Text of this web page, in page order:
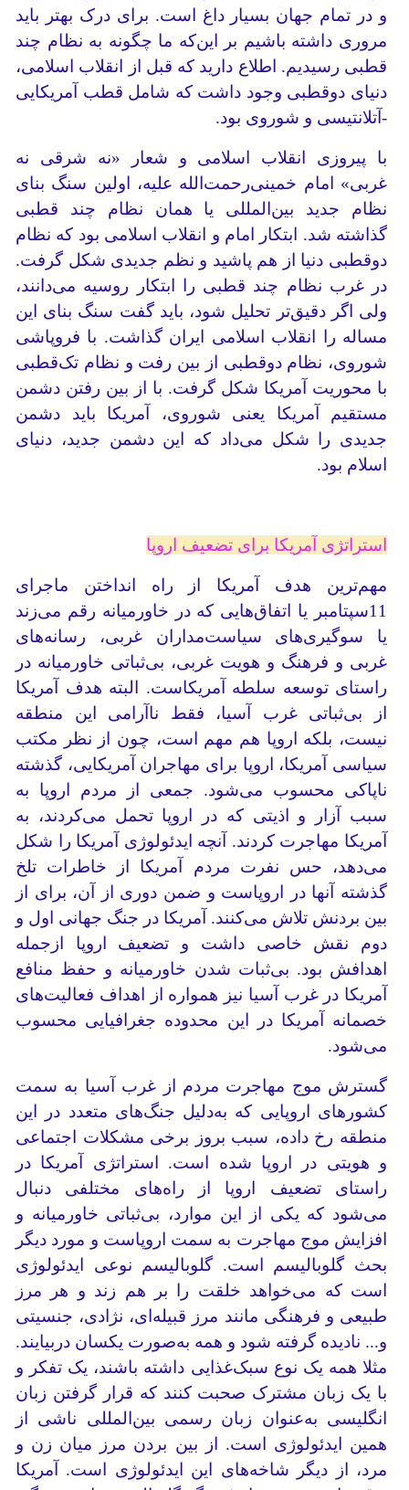
و در تمام جهان بسیار داغ است. برای درک بهتر باید
مروری داشته باشیم بر این‌که ما چگونه به نظام چند
قطبی رسیدیم. اطلاع دارید که قبل از انقلاب اسلامی،
دنیای دوقطبی وجود داشت که شامل قطب آمریکایی
-آتلانتیسی و شوروی بود.
با پیروزی انقلاب اسلامی و شعار «نه شرقی نه
غربی» امام خمینی‌رحمت‌الله علیه، اولین سنگ بنای
نظام جدید بین‌المللی یا همان نظام چند قطبی
گذاشته شد. ابتکار امام و انقلاب اسلامی بود که نظام
دوقطبی دنیا از هم پاشید و نظم جدیدی شکل گرفت.
در غرب نظام چند قطبی را ابتکار روسیه می‌دانند،
ولی اگر دقیق‌تر تحلیل شود، باید گفت سنگ بنای این
مساله را انقلاب اسلامی ایران گذاشت. با فروپاشی
شوروی، نظام دو‌قطبی از بین رفت و نظام تک‌قطبی
با محوریت آمریکا شکل گرفت. با از بین رفتن دشمن
مستقیم آمریکا یعنی شوروی، آمریکا باید دشمن
جدیدی را شکل می‌داد که این دشمن جدید، دنیای
اسلام بود.
استراتژی آمریکا برای تضعیف اروپا
مهم‌ترین هدف آمریکا از راه انداختن ماجرای
11سپتامبر یا اتفاق‌هایی که در خاورمیانه رقم می‌زند
یا سوگیری‌های سیاست‌مداران غربی، رسانه‌های
غربی و فرهنگ و هویت غربی، بی‌ثباتی خاورمیانه در
راستای توسعه سلطه آمریکاست. البته هدف آمریکا
از بی‌ثباتی غرب آسیا، فقط ناآرامی این منطقه
نیست، بلکه اروپا هم مهم است، چون از نظر مکتب
سیاسی آمریکا، اروپا برای مهاجران آمریکایی، گذشته
ناپاکی محسوب می‌شود. جمعی از مردم اروپا به
سبب آزار و اذیتی که در اروپا تحمل می‌کردند، به
آمریکا مهاجرت کردند. آنچه ایدئولوژی آمریکا را شکل
می‌دهد، حس نفرت مردم آمریکا از خاطرات تلخ
گذشته آنها در اروپاست و ضمن دوری از آن، برای از
بین بردنش تلاش می‌کنند. آمریکا در جنگ جهانی اول و
دوم نقش خاصی داشت و تضعیف اروپا ازجمله
اهدافش بود. بی‌ثبات‌ شدن خاورمیانه و حفظ منافع
آمریکا در غرب آسیا نیز همواره از اهداف فعالیت‌های
خصمانه آمریکا در این محدوده جغرافیایی محسوب
می‌شود.
گسترش موج مهاجرت مردم از غرب آسیا به سمت
کشورهای اروپایی که به‌دلیل جنگ‌های متعدد در این
منطقه رخ داده، سبب بروز برخی مشکلات اجتماعی
و هویتی در اروپا شده است. استراتژی آمریکا در
راستای تضعیف اروپا از راه‌های مختلفی دنبال
می‌شود که یکی از این موارد، بی‌ثباتی خاورمیانه و
افزایش موج مهاجرت به سمت اروپاست و مورد دیگر
بحث گلوبالیسم است. گلوبالیسم نوعی ایدئولوژی
است که می‌خواهد خلقت را بر هم زند و هر مرز
طبیعی و فرهنگی مانند مرز قبیله‌ای، نژادی، جنسیتی
و... نادیده گرفته شود و همه به‌صورت یکسان دربیایند.
مثلا همه یک نوع سبک‌غذایی داشته باشند، یک تفکر و
با یک زبان مشترک صحبت کنند که قرار گرفتن زبان
انگلیسی به‌عنوان زبان رسمی بین‌المللی ناشی از
همین ایدئولوژی است. از بین بردن مرز میان زن و
مرد، از دیگر شاخه‌های این ایدئولوژی است. آمریکا